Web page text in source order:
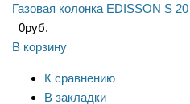
Газовая колонка EDISSON S
0руб.
В корзину
К сравнению
В закладки